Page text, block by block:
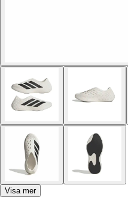
Visa mer